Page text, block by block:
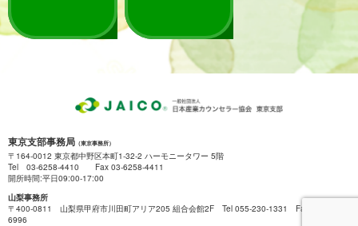
東京支部事務局 （東京事務所）
〒164-0012 東京都中野区本町1-32-2 ハーモニータワー 5階
Tel 03-6258-4410 Fax 03-6258-4411
開所時間:平日09:00-17:00
山梨事務所
〒400-0811 山梨県甲府市川田町アリア205 組合会館2F Tel 055-230-1331 Fax 055-222-
6996